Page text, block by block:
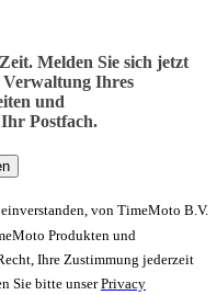
Melden Sie sich jetzt
Ihres
und
Postfach.
von TimeMoto B.V.
Produkten und
Ihre Zustimmung jederzeit
Sie bitte unserPrivacy